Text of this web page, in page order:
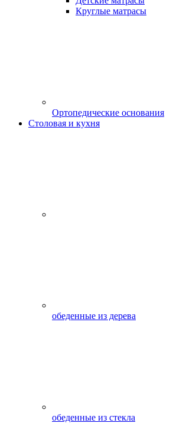
Круглые матрасы
Ортопедические основания
Столовая и кухня
обеденные из дерева
обеденные из стекла